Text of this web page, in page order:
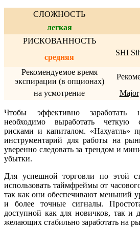
СЛОЖНОСТЬ
легкая
РИСКОВАННОСТЬ
средняя
SHI
Рекомендуемое время
экспирации (в опционах)
на усмотрение
Major
Чтобы эффективно заработать
необходимо выработать четкую
рисками и капиталом. «Нахуатль»
инструментарий для работы на
уверенно следовать за трендом и
убытки.
Для успешной торговли по этой
использовать таймфреймы от
так как они обеспечивают меньший
и более точные сигналы.
доступной как для новичков, так и
желающих стабильно заработать на